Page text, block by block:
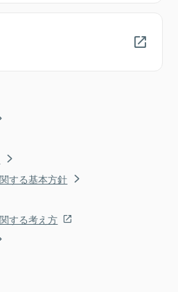
する基本方針
する考え方